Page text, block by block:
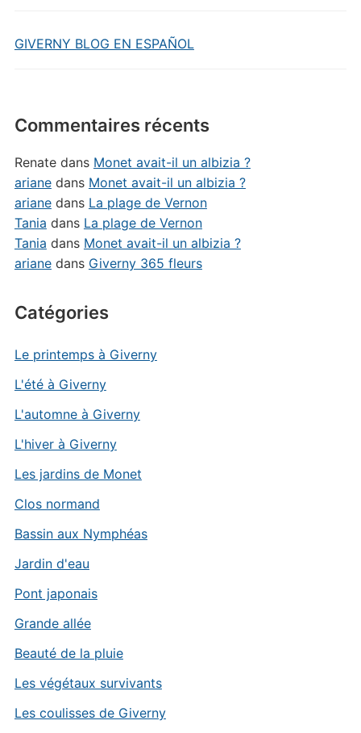
GIVERNY BLOG EN ESPAÑOL
Commentaires récents
Renatedans Monet avait-il un albizia ?
arianedans Monet avait-il un albizia ?
arianedans La plage de Vernon
Tania dans La plage de Vernon
Tania dans Monet avait-il un albizia ?
arianedans Giverny 365 fleurs
Catégories
Le printemps à Giverny
L'été à Giverny
L'automne à Giverny
L'hiver à Giverny
Les jardins de Monet
Clos normand
Bassin aux Nymphéas
Jardin d'eau
Pont japonais
Grande allée
Beauté de la pluie
Les végétaux survivants
Les coulisses de Giverny